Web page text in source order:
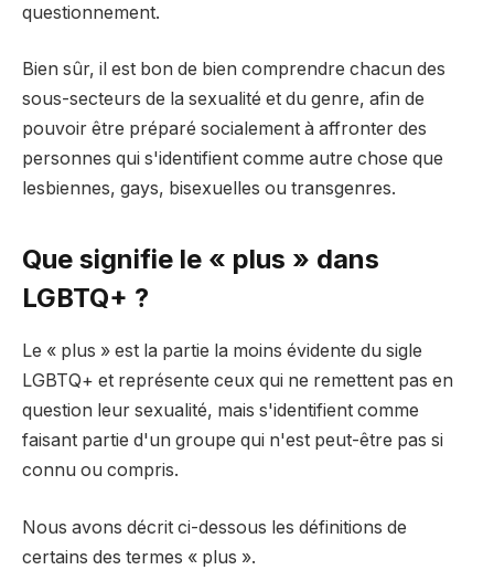
questionnement.
Bien sûr, il est bon de bien comprendre chacun des
sous-secteurs de la sexualité et du genre, afin de
pouvoir être préparé socialement à affronter des
personnes qui s'identifient comme autre chose que
lesbiennes, gays, bisexuelles ou transgenres.
Que signifie le « plus » dans
LGBTQ+ ?
Le « plus » est la partie la moins évidente du sigle
LGBTQ+ et représente ceux qui ne remettent pas en
question leur sexualité, mais s'identifient comme
faisant partie d'un groupe qui n'est peut-être pas si
connu ou compris.
Nous avons décrit ci-dessous les définitions de
certains des termes « plus ».